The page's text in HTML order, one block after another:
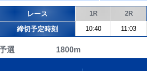
レース 1R 2R
締切予定時刻 10:40 11:03
選 1800m